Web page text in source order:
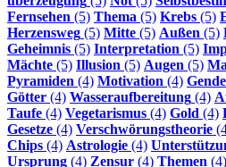
Fernsehen (5) Thema (5) Krebs (5)
Herzensweg (5) Mitte (5) Außen (5)
Geheimnis (5) Interpretation (5)
Mächte (5) Illusion (5) Augen (5)
Pyramiden (4) Motivation (4)
Götter (4) Wasseraufbereitung (4)
Taufe (4) Vegetarismus (4) Gold (4)
Gesetze (4) Verschwörungstheorie
Chips (4) Astrologie (4)
Ursprung (4) Zensur (4) Themen (4)